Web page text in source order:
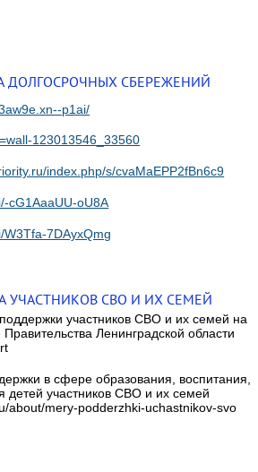
ДОЛГОСРОЧНЫХ СБЕРЕЖЕНИЙ
p1ai/
123013546_33560
index.php/s/cvaMaEPP2fBn6c9
cG1AaaUU-oU8A
7DAyxQmg
УЧАСТНИКОВ СВО И ИХ СЕМЕЙ
участников СВО и их семей на
Ленинградской области
в сфере образования, воспитания,
детей участников СВО и их семей
about/mery-podderzhki-uchastnikov-svo